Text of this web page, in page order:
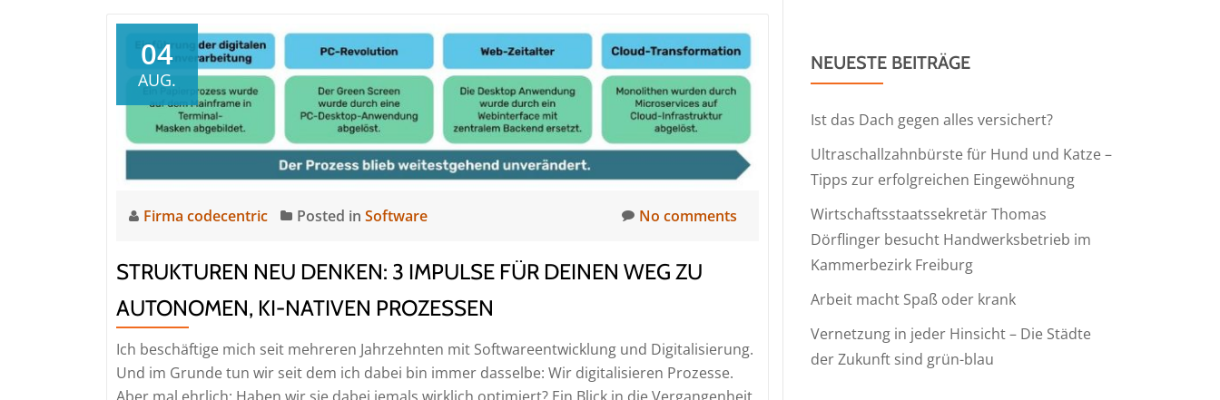
04
AUG.
Firma codecentric Posted in Software No comments
STRUKTUREN NEU DENKEN: 3 IMPULSE FÜR DEINEN WEG ZU
AUTONOMEN, KI-NATIVEN PROZESSEN
Ich beschäftige mich seit mehreren Jahrzehnten mit Softwareentwicklung und Digitalisierung.
Und im Grunde tun wir seit dem ich dabei bin immer dasselbe: Wir digitalisieren Prozesse.
NEUESTE BEITRÄGE
Ist das Dach gegen alles versichert?
Ultraschallzahnbürste für Hund und Katze –
Tipps zur erfolgreichen Eingewöhnung
Wirtschaftsstaatssekretär Thomas
Dörflinger besucht Handwerksbetrieb im
Kammerbezirk Freiburg
Arbeit macht Spaß oder krank
Vernetzung in jeder Hinsicht – Die Städte
der Zukunft sind grün-blau